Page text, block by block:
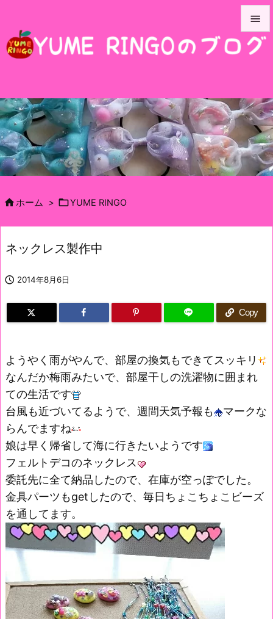



前へ

次へ

ホーム > YUME RINGO
ネックレス製作中
 2014年8月6日
Copy
ようやく雨がやんで、部屋の換気もできてスッキリ
なんだか梅雨みたいで、部屋干しの洗濯物に囲まれ
ての生活です
台風も近づいてるようで、週間天気予報も
マークな
らんでますね
娘は早く帰省して海に行きたいようです
フェルトデコのネックレス
委託先に全て納品したので、在庫が空っぽでした。
金具パーツもgetしたので、毎日ちょこちょこビーズ
を通してます。